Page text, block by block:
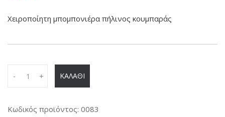
Χειροποίητη μπομπονιέρα πήλινος κουμπαράς
n
- + ΚΑΛΑΘΙ
Κωδικός προϊόντος: 0083